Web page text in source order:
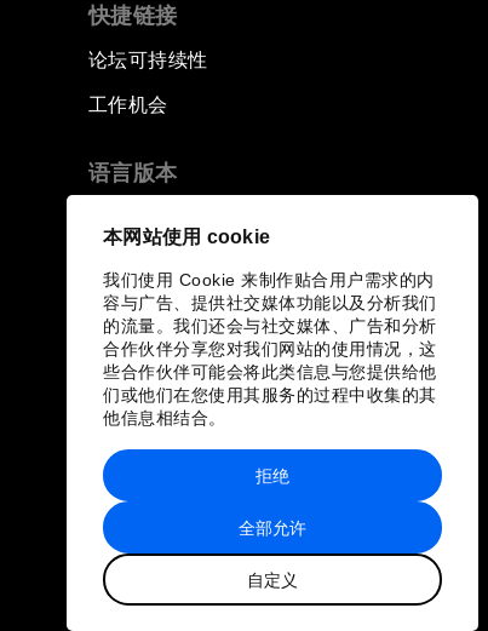
本网站使用 cookie
我们使用 Cookie 来制作贴合用户需求的内
容与广告、提供社交媒体功能以及分析我们
的流量。我们还会与社交媒体、广告和分析
合作伙伴分享您对我们网站的使用情况，这
些合作伙伴可能会将此类信息与您提供给他
们或他们在您使用其服务的过程中收集的其
他信息相结合。
全部允许
自定义
拒绝
快捷链接
论坛可持续性
工作机会
语言版本